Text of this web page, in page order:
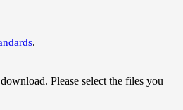
.
Please select the files you